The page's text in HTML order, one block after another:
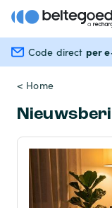
Code direct per
< Home